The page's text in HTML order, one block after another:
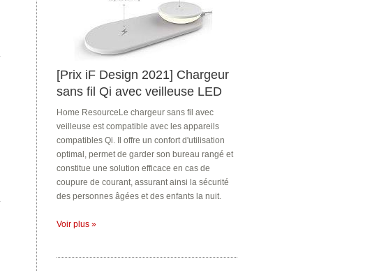
[Prix iF Design 2021] Chargeur
sans fil Qi avec veilleuse LED
Home ResourceLe chargeur sans fil avec
veilleuse est compatible avec les appareils
compatibles Qi. Il offre un confort d'utilisation
optimal, permet de garder son bureau rangé et
constitue une solution efficace en cas de
coupure de courant, assurant ainsi la sécurité
des personnes âgées et des enfants la nuit.
Voir plus »